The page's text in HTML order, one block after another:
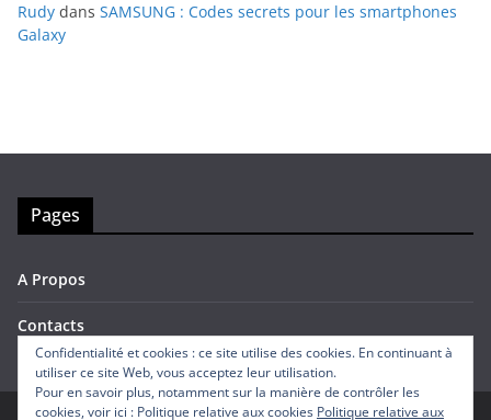
Rudy dans SAMSUNG : Codes secrets pour les smartphones
Galaxy
Pages
A Propos
Contacts
Confidentialité et cookies : ce site utilise des cookies. En continuant à
utiliser ce site Web, vous acceptez leur utilisation.
Pour en savoir plus, notamment sur la manière de contrôler les
cookies, voir ici : Politique relative aux cookies Politique relative aux